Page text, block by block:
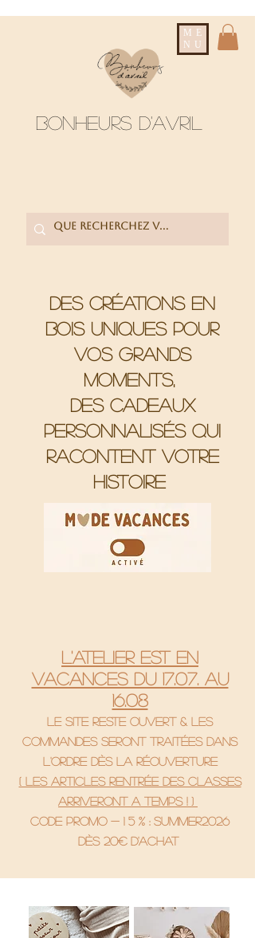
ME
NU
Bonheurs d'avril
Des créations en
bois uniques pour
vos grands
moments,
Des cadeaux
personnalisés qui
racontent votre
histoire
L'atelier est en
vacances du 17.07. au
16.08
le site reste ouvert & les
commandes seront traitées dans
l'ordre dès la réouverture
( Les articles rentrée des classes
arriveront a temps ! )
code promo - 1 5 % : SUMMER2026
Dès 20€ d'achat